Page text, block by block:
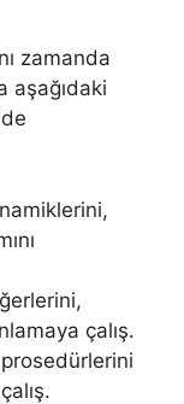
zamanda
aşağıdaki
çalış.